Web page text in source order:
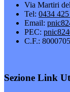
Via Martiri
Tel: 0434 425
Email:
PEC:
C.F.:
Sezione Link